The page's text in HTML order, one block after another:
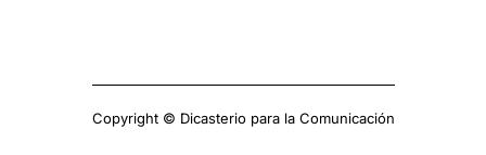
Copyright © Dicasterio para la Comunicación